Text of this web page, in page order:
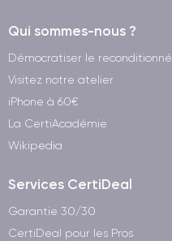
Qui sommes-nous ?
Démocratiser le reconditionné
Visitez notre atelier
iPhone à 60€
La CertiAcadémie
Wikipedia
Services CertiDeal
Garantie 30/30
CertiDeal pour les Pros